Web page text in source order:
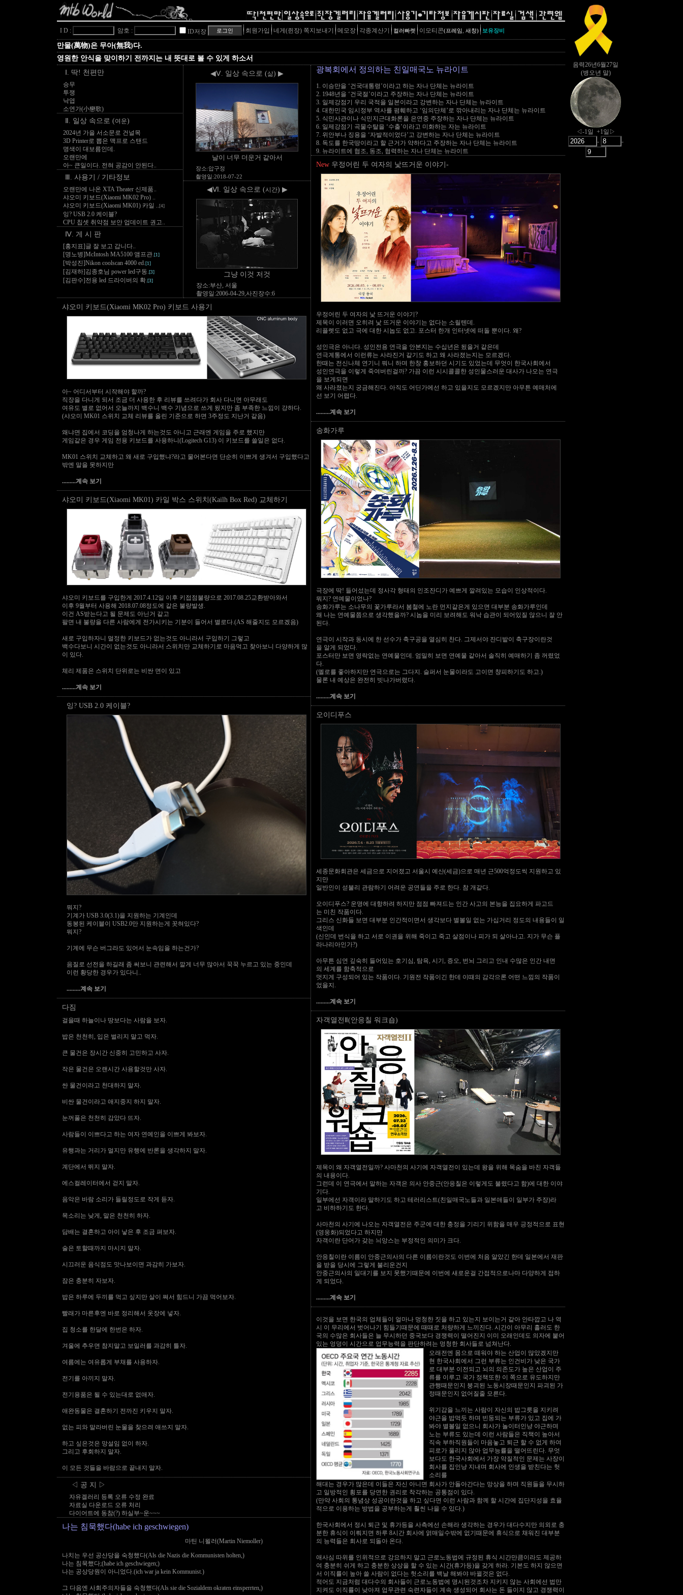
I D : 암호 : ID저장 회원가입 네게(쥔장) 쪽지보내기 메모장 각종계산기 컬러빠렛 이모티콘(프레임, 새창) 보유장비
만물(萬物)은 무아(無我)다.
영원한 안식을 맞이하기 전까지는 내 뜻대로 볼 수 있게 하소서
Ⅰ. 딱! 천편만
승무
투쟁
낙엽
소연가(小戀歌)
Ⅱ. 일상 속으로 (여운)
2024년 가을 서소문로 건널목
3D Printer로 뽑은 맥프로 스탠드
명색이 대보름인데.
오랜만에
아~ 큰일이다. 전혀 공감이 안된다..
Ⅲ. 사용기 / 기타정보
오랜만에 나온 XTA Theater 신제품..
샤오미 키보드(Xiaomi MK02 Pro) ..
샤오미 키보드(Xiaomi MK01) 카일 .. [4]
잉? USB 2.0 케이블?
CPU 칩셋 취약점 보안 업데이트 권고..
Ⅳ. 게 시 판
[홍지표]글 잘 보고 갑니다..
[명노병]McIntosh MA5100 앰프관. [1]
[박성진]Nikon coolscan 4000 ed. [1]
[김재하]김종호님 power led구동. [3]
[김판수]전용 led 드라이버의 확. [3]
◀Ⅴ. 일상 속으로 (삶) ▶
날이 너무 더운거 같아서
장소:압구정
촬영일:2018-07-22
◀Ⅵ. 일상 속으로 (시간) ▶
그냥 이것 저것
장소:부산, 서울
촬영일:2006-04-29,사진장수:6
샤오미 키보드(Xiaomi MK02 Pro) 키보드 사용기
아~ 어디서부터 시작해야 할까?
직장을 다니게 되서 조금 더 사용한 후 리뷰를 쓰려다가 회사 다니면 아무래도
여유도 별로 없어서 오늘까지 백수니 백수 기념으로 쓰게 됬지만 좀 부족한 느낌이 강하다.
(샤오미 MK01 스위치 교체 리뷰를 올린 기준으로 하면 3주정도 지난거 같음)
왜냐면 집에서 코딩을 엄청나게 하는것도 아니고 근래엔 게임을 주로 했지만
게임같은 경우 게임 전용 키보드를 사용하니(Logitech G13) 이 키보드를 쓸일은 없다.
MK01 스위치 교체하고 왜 새로 구입했냐?라고 물어본다면 단순히 이쁘게 생겨서 구입했다고
밖엔 말을 못하지만
.........계속 보기
샤오미 키보드(Xiaomi MK01) 카일 박스 스위치(Kailh Box Red) 교체하기
샤오미 키보드를 구입한게 2017.4.12일 이후 키접점불량으로 2017.08.25교환받아와서
이후 9월부터 사용해 2018.07.08정도에 같은 불량발생.
이건 AS받는다고 될 문제도 아닌거 같고
팔면 내 불량을 다른 사람에게 전가시키는 기분이 들어서 별로다.(AS 해줄지도 모르겠음)
새로 구입하자니 멀정한 키보드가 없는것도 아니라서 구입하기 그렇고
백수다보니 시간이 없는것도 아니라서 스위치만 교체하기로 마음먹고 찾아보니 다양하게 많
이 있다.
체리 제품은 스위치 단위로는 비싼 면이 있고
.........계속 보기
잉? USB 2.0 케이블?
뭐지?
기계가 USB 3.0(3.1)을 지원하는 기계인데
동봉된 케이블이 USB2.0만 지원하는게 꼿혀있다?
뭐지?
기계에 무슨 버그라도 있어서 눈속임을 하는건가?
음질로 선전을 하길래 좀 써보니 관련해서 깔게 너무 많아서 꾹꾹 누르고 있는 중인데
이런 황당한 경우가 있다니..
.........계속 보기
다짐
걸을때 하늘이나 땅보다는 사람을 보자.
밥은 천천히, 입은 벌리지 말고 먹자.
큰 물건은 장시간 신중히 고민하고 사자.
작은 물건은 오랜시간 사용할것만 사자.
싼 물건이라고 천대하지 말자.
비싼 물건이라고 애지중지 하지 말자.
눈꺼풀은 천천히 감았다 뜨자.
사람들이 이쁘다고 하는 여자 연예인을 이쁘게 봐보자.
유행과는 거리가 멀지만 유행에 반론을 생각하지 말자.
계단에서 뛰지 말자.
에스컬레이터에서 걷지 말자.
음악은 바람 소리가 들릴정도로 작게 듣자.
목소리는 낮게, 말은 천천히 하자.
담배는 결혼하고 아이 낳은 후 조금 펴보자.
술은 토할때까지 마시지 말자.
시끄러운 음식점도 맛나보이면 과감히 가보자.
잠은 충분히 자보자.
밥은 하루에 두끼를 먹고 싶지만 살이 쪄서 힘드니 가끔 먹어보자.
빨래가 마른후엔 바로 정리해서 옷장에 넣자.
집 청소를 한달에 한번은 하자.
겨울에 추우면 참지말고 보일러를 과감히 틀자.
여름에는 여유롭게 부채를 사용하자.
전기를 아끼지 말자.
전기용품은 될 수 있는대로 없애자.
애완동물은 결혼하기 전까진 키우지 말자.
없는 피와 말라버린 눈물을 찾으려 애쓰지 말자.
하고 싶은것은 망설임 없이 하자.
그리고 후회하지 말자.
이 모든 것들을 바람으로 끝내지 말자.
◁ 공 지 ▷
자유겔러리 등록 오류 수정 완료
자료실 다운로드 오류 처리
다이어트에 동참(?) 하실부~운~~~
나는 침묵했다(habe ich geschwiegen)
마틴 니묄러(Martin Niemoller)
나치는 우선 공산당을 숙청했다(Als die Nazis die Kommunisten holten,)
나는 침묵했다;(habe ich geschwiegen;)
나는 공상당원이 아니었다.(ich war ja kein Kommunist.)
그 다음엔 사회주의자들을 숙청했다(Als sie die Sozialdem okraten einsperrten,)
광복회에서 정의하는 친일매국노 뉴라이트
1. 이승만을 ‘건국대통령’이라고 하는 자나 단체는 뉴라이트
2. 1948년을 ‘건국절’이라고 주장하는 자나 단체는 뉴라이트
3. 일제강점기 우리 국적을 일본이라고 강변하는 자나 단체는 뉴라이트
4. 대한민국 임시정부 역사를 폄훼하고 ‘임의단체’로 깎아내리는 자나 단체는 뉴라이트
5. 식민사관이나 식민지근대화론을 은연중 주장하는 자나 단체는 뉴라이트
6. 일제강점기 곡물수탈을 ‘수출’이라고 미화하는 자는 뉴라이트
7. 위안부나 징용을 ‘자발적이었다’고 강변하는 자나 단체는 뉴라이트
8. 독도를 한국땅이라고 할 근거가 약하다고 주장하는 자나 단체는 뉴라이트
9. 뉴라이트에 협조, 동조, 협력하는 자나 단체는 뉴라이트
New 우정어린 두 여자의 낯뜨거운 이야기-
우정어린 두 여자의 낯 뜨거운 이야기?
제목이 이러면 오히려 낯 뜨거운 이야기는 없다는 소릴텐데.
리플렛도 없고 극에 대한 시놉도 없고. 포스터 한개 인터넷에 떠돌 뿐이다. 왜?
성인극은 아니다. 성인전용 연극을 안본지는 수십년은 됬을거 같은데
연극계통에서 이런류는 사라진거 같기도 하고 왜 사라졌는지는 모르겠다.
한때는 전신나체 연기니 뭐니 하며 한창 홍보하던 시기도 있었는데 무엇이 한국사회에서
성인연극을 이렇게 죽여버린걸까? 가끔 이런 시시콜콜한 성인물스러운 대사가 나오는 연극
을 보게되면
왜 사라졌는지 궁금해진다. 아직도 어딘가에선 하고 있을지도 모르겠지만 아무튼 예매처에
선 보기 어렵다.
.........계속 보기
송화가루
극장에 딱! 들어섰는데 정사각 형태의 인조잔디가 예쁘게 깔려있는 모습이 인상적이다.
뭐지? 연예물이었나?
송화가루는 소나무의 꽃가루라서 봄철에 노란 먼지같은게 있으면 대부분 송화가루인데
왜 나는 연예물쯤으로 생각했을까? 시놉을 미리 보려해도 워낙 습관이 되어있질 않으니 잘 안
된다.
연극이 시작과 동시에 한 선수가 축구공을 열심히 찬다. 그제서야 잔디밭이 축구장이란것
을 알게 되었다.
포스터만 보면 영락없는 연예물인데. 엄밀히 보면 연예물 같아서 솔직히 예매하기 좀 꺼렸었
다.
(멜로를 좋아하지만 연극으로는 그다지. 슬퍼서 눈물이라도 고이면 챵피하기도 하고.)
물론 내 예상은 완전히 빗나가버렸다.
.........계속 보기
오이디푸스
세종문화회관은 세금으로 지어졌고 서울시 예산(세금)으로 매년 근500억정도씩 지원하고 있
지만
일반인이 섣불리 관람하기 어려운 공연들을 주로 한다. 참 개같다.
오이디푸스? 운명에 대항하려 하지만 점점 빠져드는 인간 사고의 본능을 집요하게 파고드
는 미친 작품이다.
그리스 신화들 보면 대부분 인간적이면서 생각보다 별볼일 없는 가십거리 정도의 내용들이 일
색인데
(신인데 번식을 하고 서로 이권을 위해 죽이고 죽고 살점이나 피가 되 살아나고. 지가 무슨 플
라나리아인가?)
아무튼 심연 깊숙히 들어있는 호기심, 탐욕, 시기, 증오, 번뇌 그리고 인내 수많은 인간 내면
의 세계를 함축적으로
멋지게 구성되어 있는 작품이다. 기원전 작품이긴 한데 이때의 감각으론 어떤 느낌의 작품이
었을지.
.........계속 보기
자객열전Ⅱ(안응칠 워크숍)
제목이 왜 자객열전일까? 사마천의 사기에 자객열전이 있는데 왕을 위해 목숨을 바친 자객들
의 내용이다.
그런데 이 연극에서 말하는 자객은 의사 안중근(안응칠은 이렇게도 불렸다고 함)에 대한 이야
기다.
일부에선 자객이라 말하기도 하고 테러리스트(친일매국노들과 일본애들이 일부가 주장)라
고 비하하기도 한다.
사마천의 사기에 나오는 자객열전은 주군에 대한 충정을 기리기 위함을 매우 긍정적으로 표현
(영웅화)되었다고 하지만
자객이란 단어가 갖는 늬앙스는 부정적인 의미가 크다.
안응칠이란 이름이 안중근의사의 다른 이름이란것도 이번에 처음 알았긴 한데 일본에서 재판
을 받을 당시에 그렇게 불리운건지
안중근의사의 일대기를 보지 못했기때문에 이번에 새로운걸 간접적으로나마 다양하게 접하
게 되었다.
.........계속 보기
이것을 보면 한국의 업체들이 얼마나 멍청한 짓을 하고 있는지 보이는거 같아 안타깝고 나 역
시 이 무리에서 벗어나기 힘들기때문에 때때로 처량하게 느끼진다. 시간이 아무리 흘러도 한
국의 수많은 회사들은 늘 무시하던 중국보다 경쟁력이 떨어진지 이미 오래인데도 의자에 붙어
있는 엉덩이 시간으로 업무능력을 판단하려는 멍청한 회사들로 넘쳐난다.
오래전엔 몸으로 떼워야 하는 산업이 많았겠지만
현 한국사회에서 그런 부류는 인건비가 낮은 국가
로 대부분 이전되고 뇌의 의존도가 높은 산업이 주
류를 이루고 국가 정책또한 이 쪽으로 유도하지만
관행때문인지 붕괴된 노동시장때문인지 파괴된 가
정때문인지 없어질줄 모른다.
위기감을 느끼는 사람이 자신의 밥그릇을 지키려
야근을 밥먹듯 하며 빈둥되는 부류가 있고 집에 가
봐야 별볼일 없으니 회사가 놀이터인냥 야근하며
노는 부류도 있는데 이런 사람들은 직책이 높아서
직속 부하직원들이 마음놓고 퇴근 할 수 없게 하여
피로가 풀리지 않아 업무능률을 떨어뜨린다. 무엇
보다도 한국사회에서 가장 악질적인 문제는 사장이
회사를 집인냥 지내며 회사에 인생을 받친다는 헛
소리를
해대는 경우가 많은데 이들은 자신 아니면 회사가 안돌아간다는 망상을 하며 직원들을 무시하
고 일방적인 횡포를 당연한 권리로 착각하는 공통점이 있다.
(만약 사회의 통념상 성공이란것을 하고 싶다면 이런 사람과 함께 할 시간에 집단지성을 효율
적으로 이용하는 방법을 공부하는게 훨씬 나을 수 있다.)
한국사회에서 정시 퇴근 및 휴가등을 사측에선 손해라 생각하는 경우가 대다수지만 의외로 충
분한 휴식이 이뤄지면 하루 8시간 회사에 얽매일수밖에 없기때문에 휴식으로 채워진 대부분
의 능력들은 회사로 되돌아 온다.
애사심 따위를 인위적으로 강요하지 말고 근로노동법에 규정된 휴식 시간만큼이라도 제공하
여 충분히 쉬게 하고 충분한 상상을 할 수 있는 시간(휴가등)을 갖게 하라. 기본도 하지 않으면
서 이직률이 높아 쓸 사람이 없다는 헛소리를 백날 해봐야 바뀔것은 없다.
적어도 지금처럼 대다수의 회사들이 근로노동법에 명시된것조차 지키지 않는 사회에선 법만
지켜도 이직률이 낮아져 업무관련 숙련자들이 계속 생성되어 회사는 돈 들이지 않고 경쟁력이